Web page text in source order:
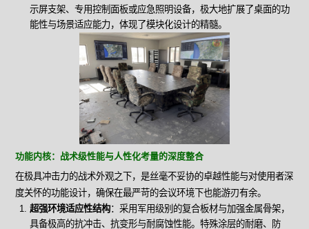
示屏支架、专用控制面板或应急照明设备，极大地扩展了桌面的功
能性与场景适应能力，体现了模块化设计的精髓。
功能内核：战术级性能与人性化考量的深度整合
在极具冲击力的战术外观之下，是丝毫不妥协的卓越性能与对使用者深
度关怀的功能设计，确保在最严苛的会议环境下也能游刃有余。
超强环境适应性结构：采用军用级别的复合板材与加强金属骨架，
具备极高的抗冲击、抗变形与耐腐蚀性能。特殊涂层的耐磨、防